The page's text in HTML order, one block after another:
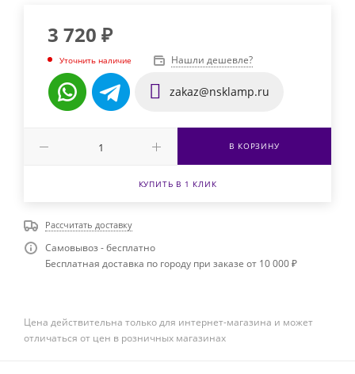
3 720 ₽
Уточнить наличие Нашли дешевле?
zakaz@nsklamp.ru
В КОРЗИНУ
КУПИТЬ В 1 КЛИК
Рассчитать доставку
Самовывоз - бесплатно
Бесплатная доставка по городу при заказе от 10 000 ₽
Цена действительна только для интернет-магазина и может
отличаться от цен в розничных магазинах